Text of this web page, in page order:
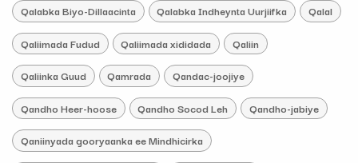
Qalabka Biyo-Dillaacinta Qalabka Indheynta Uurjiifka Qalal
Qaliimada Fudud Qaliimada xididada Qaliin
Qaliinka Guud Qamrada Qandac-joojiye
Qandho Heer-hoose Qandho Socod Leh Qandho-jabiye
Qaniinyada gooryaanka ee Mindhicirka